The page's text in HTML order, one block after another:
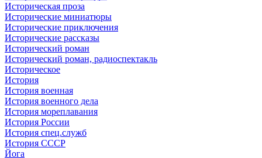
Историческая проза
Исторические миниатюры
Исторические приключения
Исторические рассказы
Исторический роман
Исторический роман, радиоспектакль
Историческое
История
История военная
История военного дела
История мореплавания
История России
История спец.служб
История СССР
Йога